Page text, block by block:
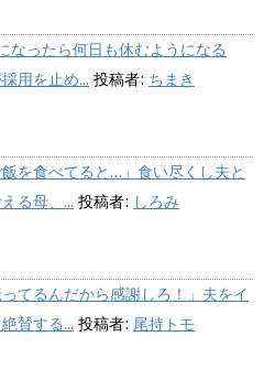
なったら何日も休むようになる
用を止め... 投稿者: ちまき
飯を食べてると…」食い尽くし夫と
る母、... 投稿者: しろみ
ってるんだから感謝しろ！」夫をイ
賛する... 投稿者: 尾持トモ